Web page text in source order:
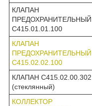
КЛАПАН
ПРЕДОХРАНИТЕЛЬНЫЙ
С415.01.01.100
КЛАПАН
ПРЕДОХРАНИТЕЛЬНЫЙ
С415.02.02.100
КЛАПАН С415.02.00.302
(стеклянный)
КОЛЛЕКТОР